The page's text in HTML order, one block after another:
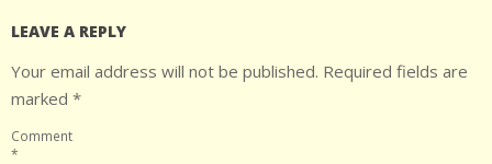
LEAVE A REPLY
Your email address will not be published. Required fields are
marked *
Comment
*